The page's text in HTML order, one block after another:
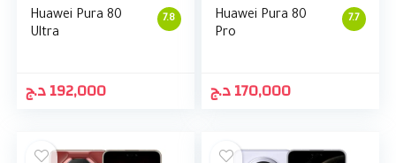
7.8
Huawei Pura 80
Ultra
192,000د.ج
7.7
Huawei Pura 80
Pro
170,000د.ج